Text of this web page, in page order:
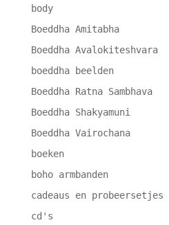
body
Boeddha Amitabha
Boeddha Avalokiteshvara
boeddha beelden
Boeddha Ratna Sambhava
Boeddha Shakyamuni
Boeddha Vairochana
boeken
boho armbanden
cadeaus en probeersetjes
cd's